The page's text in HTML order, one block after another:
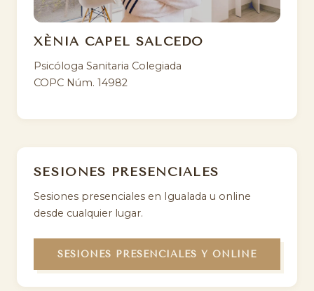
XÈNIA CAPEL SALCEDO
Psicóloga Sanitaria Colegiada
COPC Núm. 14982
SESIONES PRESENCIALES
Sesiones presenciales en Igualada u online
desde cualquier lugar.
SESIONES PRESENCIALES Y ONLINE